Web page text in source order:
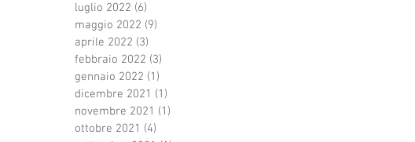
luglio 2022 (6)
maggio 2022 (9)
aprile 2022 (3)
febbraio 2022 (3)
gennaio 2022 (1)
dicembre 2021 (1)
novembre 2021 (1)
ottobre 2021 (4)